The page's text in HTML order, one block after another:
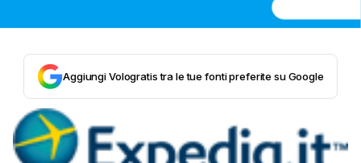
Aggiungi Vologratis tra le tue fonti preferite su Google